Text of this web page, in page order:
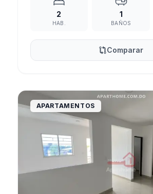
2
HAB.
1
BAÑOS
Comparar
APARTAMENTOS